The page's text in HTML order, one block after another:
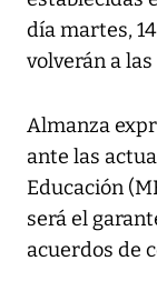
día martes,
volverán a
Almanza
ante las
Educación
será el
acuerdos de